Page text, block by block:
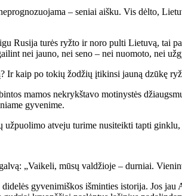
– seniai aišku. Vis dėlto,
Rusija turės ryžto ir noro pulti Lietuvą, tai
nei jauno, nei seno – nei nuomoto, nei
Ir kaip po tokių žodžių įtikinsi jauną dzūkę
mamos nekrykštavo motinystės
gyvenime.
užpuolimo atveju turime nusiteikti tapti
„Vaikeli, mūsų valdžioje – durniai.
didelės gyvenimiškos išminties istorija. Jos